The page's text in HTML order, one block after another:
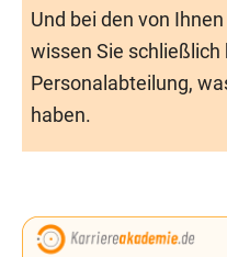
Und bei den von
wissen Sie schließlich
Personalabteilung,
haben.